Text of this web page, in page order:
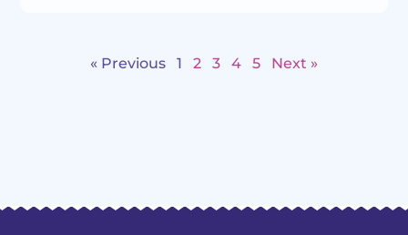
« Previous 1 2 3 4 5 Next »